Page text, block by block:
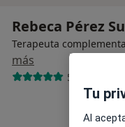
Rebeca Pérez
Terapeuta
más
5 opiniones
Tu
Al